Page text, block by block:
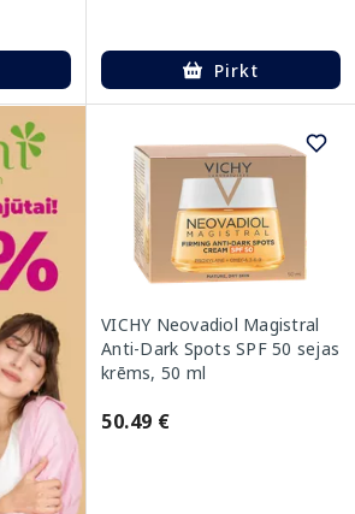
Pirkt
VICHY Neovadiol Magistral
Anti-Dark Spots SPF 50 sejas
krēms, 50 ml
50.49 €